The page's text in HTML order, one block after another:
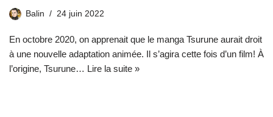
Balin 24 juin 2022
En octobre 2020, on apprenait que le manga Tsurune aurait droit
à une nouvelle adaptation animée. Il s’agira cette fois d’un film! À
l’origine, Tsurune… Lire la suite »